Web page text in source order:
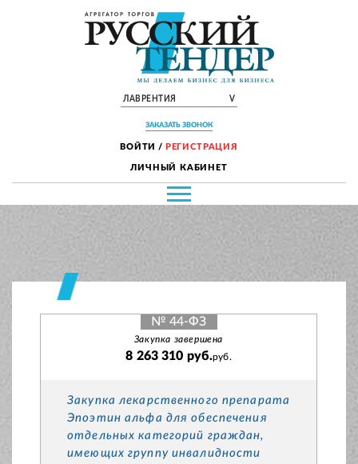
ЛАВРЕНТИЯ V
ЗАКАЗАТЬ ЗВОНОК
ВОЙТИ / РЕГИСТРАЦИЯ
ЛИЧНЫЙ КАБИНЕТ
№ 44-ФЗ
Закупка завершена
8 263 310 руб.руб.
Закупка лекарственного препарата
Эпоэтин альфа для обеспечения
отдельных категорий граждан,
имеющих группу инвалидности